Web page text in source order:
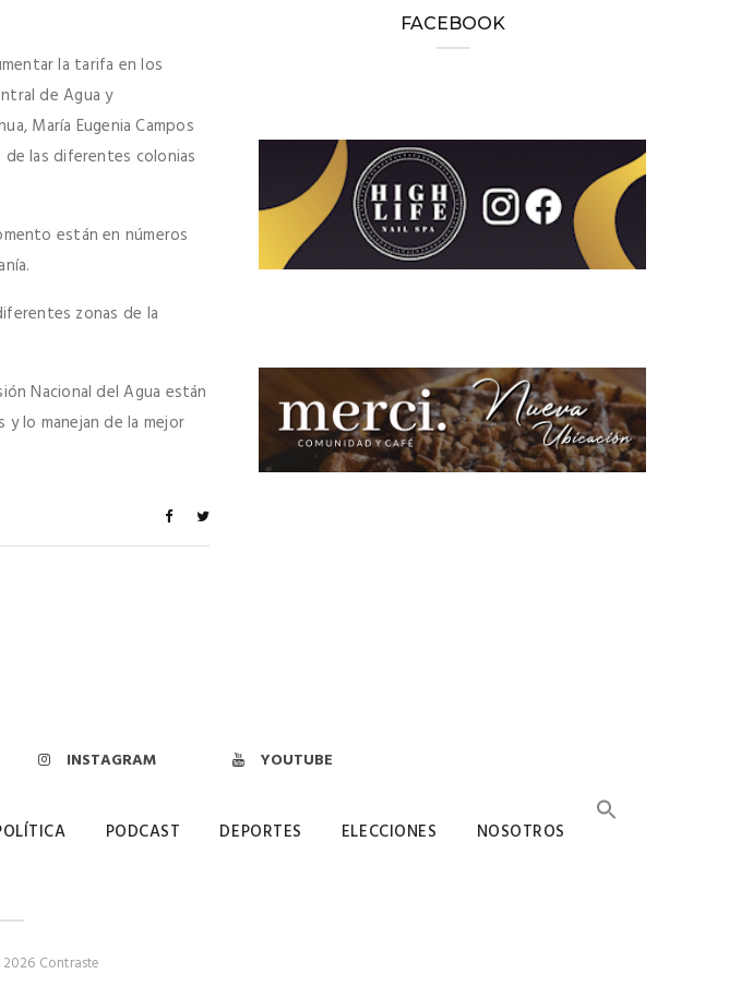
la tarifa en los
de Agua y
María Eugenia Campos
de las diferentes colonias
están en números
zonas de la
Nacional del Agua están
lo manejan de la mejor
FACEBOOK
INSTAGRAM YOUTUBE
PODCAST DEPORTES ELECCIONES NOSOTROS
Contraste